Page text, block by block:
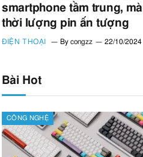
smartphone tầm trung,
thời lượng pin ấn tượng
ĐIỆN THOẠI By congzz 22/10/2024
Bài Hot
CÔNG NGHỆ